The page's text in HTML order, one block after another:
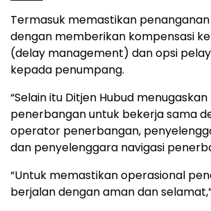
Termasuk memastikan
dengan memberikan kompensasi
(delay management) dan opsi
kepada penumpang.
“Selain itu Ditjen Hubud
penerbangan untuk bekerja sama
operator penerbangan,
dan penyelenggara navigasi
“Untuk memastikan operasional
berjalan dengan aman dan